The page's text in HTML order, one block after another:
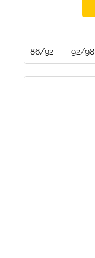
86/92 92/98